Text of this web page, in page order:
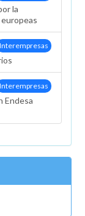
la
Interempresas
Interempresas
Endesa